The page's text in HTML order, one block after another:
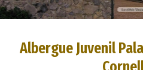
Albergue Juvenil